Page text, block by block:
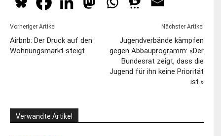
Vorheriger Artikel
Airbnb: Der Druck auf den
Wohnungsmarkt steigt
Nächster Artikel
Jugendverbände kämpfen
gegen Abbauprogramm: «Der
Bundesrat zeigt, dass die
Jugend für ihn keine Priorität
ist.»
Verwandte Artikel